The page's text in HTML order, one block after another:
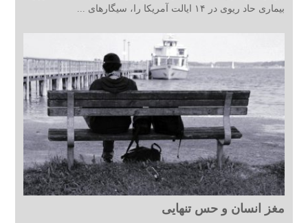
بیماری حاد ریوی در ۱۴ ایالت آمریکا را، سیگارهای ...
مغز انسان و حس تنهایی